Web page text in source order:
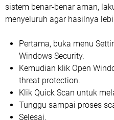
sistem benar-benar aman,
menyeluruh agar hasilnya
Pertama, buka menu
Windows Security.
Kemudian klik Open
threat protection.
Klik Quick Scan untuk
Tunggu sampai proses
Selesai.